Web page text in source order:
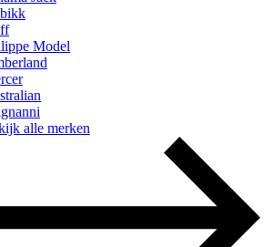
Model
alle merken